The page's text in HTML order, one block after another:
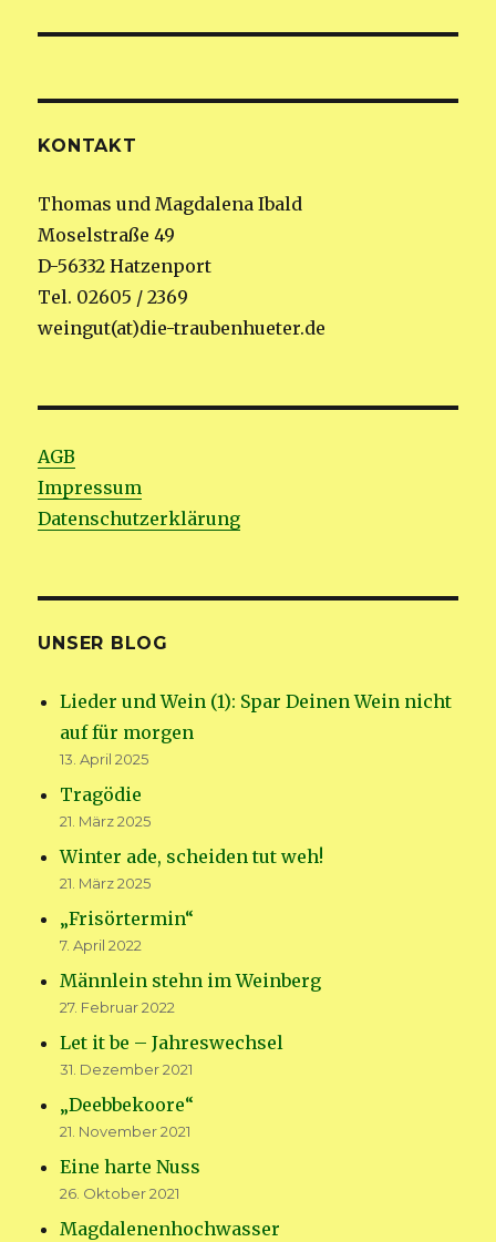
KONTAKT
Thomas und Magdalena Ibald
Moselstraße 49
D-56332 Hatzenport
Tel. 02605 / 2369
weingut(at)die-traubenhueter.de
AGB
Impressum
Datenschutzerklärung
UNSER BLOG
Lieder und Wein (1): Spar Deinen Wein nicht
auf für morgen
13. April 2025
Tragödie
21. März 2025
Winter ade, scheiden tut weh!
21. März 2025
„Frisörtermin“
7. April 2022
Männlein stehn im Weinberg
27. Februar 2022
Let it be – Jahreswechsel
31. Dezember 2021
„Deebbekoore“
21. November 2021
Eine harte Nuss
26. Oktober 2021
Magdalenenhochwasser